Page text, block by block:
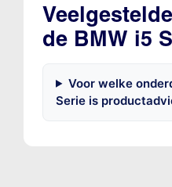
de BMW i5
Voor welke
Serie is